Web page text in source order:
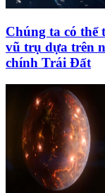
Chúng ta có thể
vũ trụ dựa trên
chính Trái Đất